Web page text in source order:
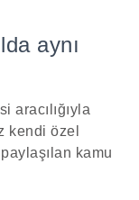
aynı
aracılığıyla
kendi özel
kamu